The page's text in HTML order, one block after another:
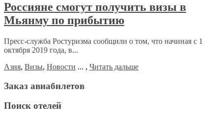
Россияне смогут получить визы в
Мьянму по прибытию
Пресс-служба Ростуризма сообщили о том, что начиная с 1
октября 2019 года, в...
Азия, Визы, Новости ... , Читать дальше
Заказ авиабилетов
Поиск отелей